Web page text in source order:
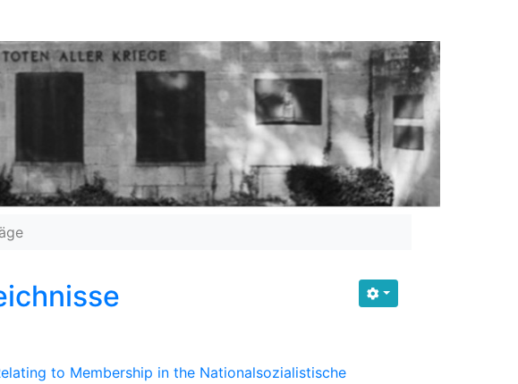
to Membership in the Nationalsozialistische